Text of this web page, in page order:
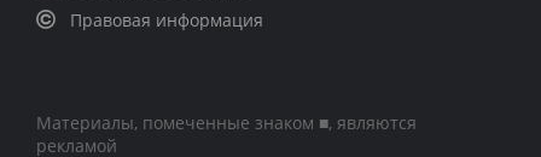
Правовая информация
Материалы, помеченные знаком ■, являются
рекламой